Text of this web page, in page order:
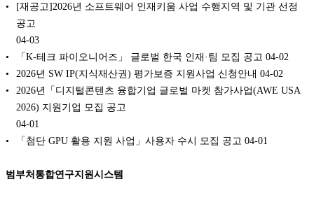
[재공고]2026년 소프트웨어 인재키움 사업 수행지역 및 기관 선정
공고
04-03
「K-테크 파이오니어즈」 글로벌 한국 인재·팀 모집 공고 04-02
2026년 SW IP(지식재산권) 평가보증 지원사업 신청안내 04-02
2026년「디지털콘텐츠 융합기업 글로벌 마켓 참가사업(AWE USA
2026) 지원기업 모집 공고
04-01
「첨단 GPU 활용 지원 사업」사용자 수시 모집 공고 04-01
범부처통합연구지원시스템